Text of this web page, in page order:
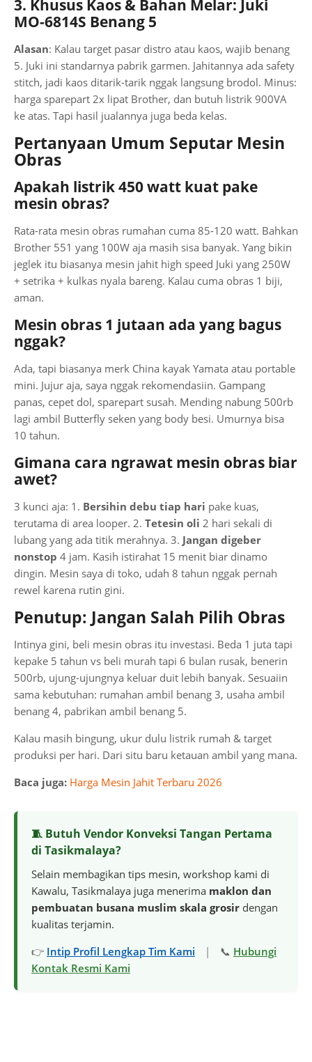
3. Khusus Kaos & Bahan Melar: Juki
MO-6814S Benang 5
Alasan: Kalau target pasar distro atau kaos, wajib benang
5. Juki ini standarnya pabrik garmen. Jahitannya ada safety
stitch, jadi kaos ditarik-tarik nggak langsung brodol. Minus:
harga sparepart 2x lipat Brother, dan butuh listrik 900VA
ke atas. Tapi hasil jualannya juga beda kelas.
Pertanyaan Umum Seputar Mesin
Obras
Apakah listrik 450 watt kuat pake
mesin obras?
Rata-rata mesin obras rumahan cuma 85-120 watt. Bahkan
Brother 551 yang 100W aja masih sisa banyak. Yang bikin
jeglek itu biasanya mesin jahit high speed Juki yang 250W
+ setrika + kulkas nyala bareng. Kalau cuma obras 1 biji,
aman.
Mesin obras 1 jutaan ada yang bagus
nggak?
Ada, tapi biasanya merk China kayak Yamata atau portable
mini. Jujur aja, saya nggak rekomendasiin. Gampang
panas, cepet dol, sparepart susah. Mending nabung 500rb
lagi ambil Butterfly seken yang body besi. Umurnya bisa
10 tahun.
Gimana cara ngrawat mesin obras biar
awet?
3 kunci aja: 1. Bersihin debu tiap hari pake kuas,
terutama di area looper. 2. Tetesin oli 2 hari sekali di
lubang yang ada titik merahnya. 3. Jangan digeber
nonstop 4 jam. Kasih istirahat 15 menit biar dinamo
dingin. Mesin saya di toko, udah 8 tahun nggak pernah
rewel karena rutin gini.
Penutup: Jangan Salah Pilih Obras
Intinya gini, beli mesin obras itu investasi. Beda 1 juta tapi
kepake 5 tahun vs beli murah tapi 6 bulan rusak, benerin
500rb, ujung-ujungnya keluar duit lebih banyak. Sesuaiin
sama kebutuhan: rumahan ambil benang 3, usaha ambil
benang 4, pabrikan ambil benang 5.
Kalau masih bingung, ukur dulu listrik rumah & target
produksi per hari. Dari situ baru ketauan ambil yang mana.
Baca juga: Harga Mesin Jahit Terbaru 2026
🧵 Butuh Vendor Konveksi Tangan Pertama
di Tasikmalaya?
Selain membagikan tips mesin, workshop kami di
Kawalu, Tasikmalaya juga menerima maklon dan
pembuatan busana muslim skala grosir dengan
kualitas terjamin.
👉 Intip Profil Lengkap Tim Kami | 📞 Hubungi
Kontak Resmi Kami